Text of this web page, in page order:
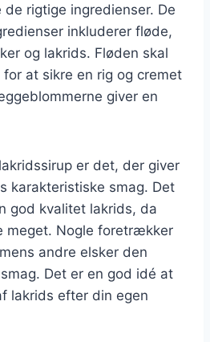
rigtige ingredienser. De
inkluderer fløde,
og lakrids. Fløden skal
at sikre en rig og cremet
giver en
er det, der giver
karakteristiske smag. Det
god kvalitet lakrids, da
meget. Nogle foretrækker
andre elsker den
Det er en god idé at
lakrids efter din egen